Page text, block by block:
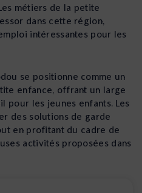
métiers de la petite
dans cette région,
intéressantes pour les
se positionne comme un
enfance, offrant un large
pour les jeunes enfants. Les
des solutions de garde
en profitant du cadre de
activités proposées dans